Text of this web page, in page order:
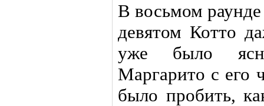
В восьмом
девятом Котто
уже было
Маргарито с его
было пробить,